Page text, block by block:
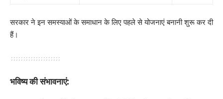
सरकार ने इन समस्याओं के समाधान के लिए पहले से योजनाएं बनानी शुरू कर दी
हैं।
भविष्य की संभावनाएं: